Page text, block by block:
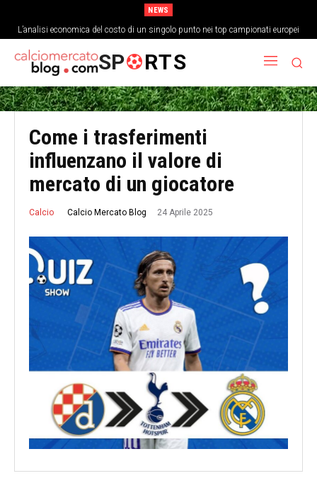
NEWS
L’analisi economica del costo di un singolo punto nei top campionati europei
Come la cultura del gioco corto ha cambiato la struttura fisica dei
centrocampisti
SP RTS
Come i trasferimenti
influenzano il valore di
mercato di un giocatore
Calcio Calcio Mercato Blog 24 Aprile 2025